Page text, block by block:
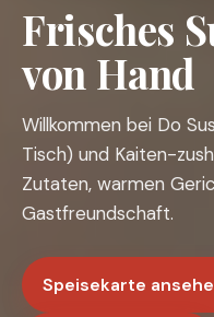
Frisches
von Hand
Willkommen bei Do
Tisch) und Kaiten-
Zutaten, warmen
Gastfreundschaft.
Speisekarte